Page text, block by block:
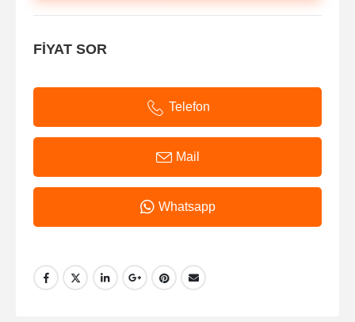
FİYAT SOR
Telefon
Mail
Whatsapp